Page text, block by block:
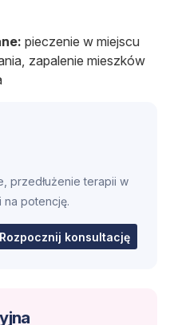
pieczenie w miejscu
zapalenie mieszków
przedłużenie terapii w
na potencję.
Rozpocznij konsultację